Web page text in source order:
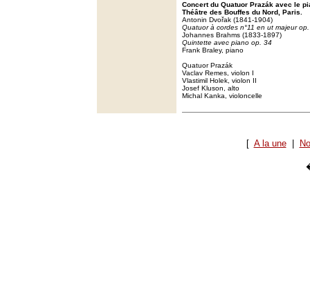
Concert du Quatuor Prazák avec le
Théâtre des Bouffes du Nord, Paris.
Antonin Dvořak (1841-1904)
Quatuor à cordes n°11 en ut majeur
Johannes Brahms (1833-1897)
Quintette avec piano op. 34
Frank Braley, piano
Quatuor Prazák
Vaclav Remes, violon I
Vlastimil Holek, violon II
Josef Kluson, alto
Michal Kanka, violoncelle
[ A la une|